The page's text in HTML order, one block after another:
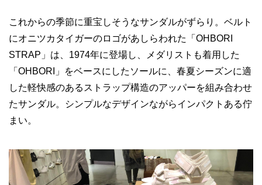
これからの季節に重宝しそうなサンダルがずらり。ベルト
にオニツカタイガーのロゴがあしらわれた「OHBORI
STRAP」は、1974年に登場し、メダリストも着用した
「OHBORI」をベースにしたソールに、春夏シーズンに適
した軽快感のあるストラップ構造のアッパーを組み合わせ
たサンダル。シンプルなデザインながらインパクトある佇
まい。